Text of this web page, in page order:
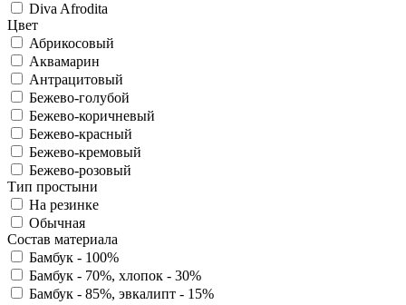
Diva Afrodita
Цвет
Абрикосовый
Аквамарин
Антрацитовый
Бежево-голубой
Бежево-коричневый
Бежево-красный
Бежево-кремовый
Бежево-розовый
Тип простыни
На резинке
Обычная
Состав материала
Бамбук - 100%
Бамбук - 70%, хлопок - 30%
Бамбук - 85%, эвкалипт - 15%